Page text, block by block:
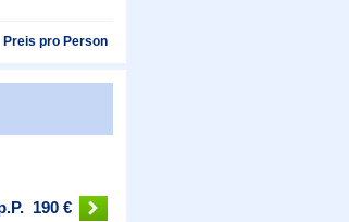
Preis pro Person
190 €